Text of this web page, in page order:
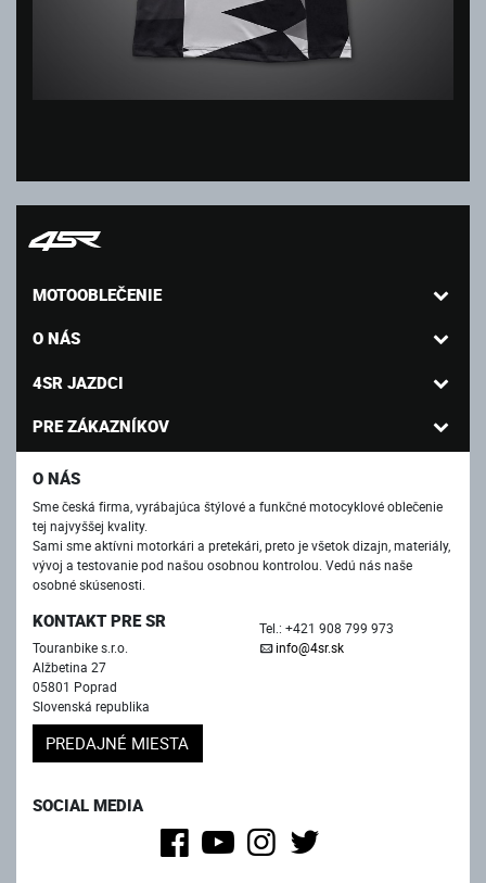
MOTOOBLEČENIE
O NÁS
4SR JAZDCI
PRE ZÁKAZNÍKOV
O NÁS
Sme česká firma, vyrábajúca štýlové a funkčné motocyklové oblečenie
tej najvyššej kvality.
Sami sme aktívni motorkári a pretekári, preto je všetok dizajn, materiály,
vývoj a testovanie pod našou osobnou kontrolou. Vedú nás naše
osobné skúsenosti.
KONTAKT PRE SR
Touranbike s.r.o.
Alžbetina 27
05801 Poprad
Slovenská republika
PREDAJNÉ MIESTA
Tel.: +421 908 799 973
info@4sr.sk
SOCIAL MEDIA